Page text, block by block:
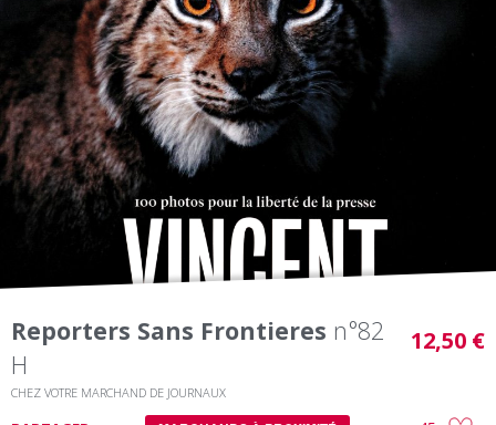
Reporters Sans Frontieres n°82
H
CHEZ VOTRE MARCHAND DE JOURNAUX
12,50 €